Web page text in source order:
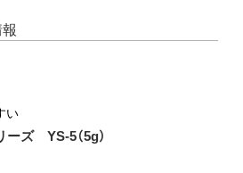
い
ーズ YS-5（5g）